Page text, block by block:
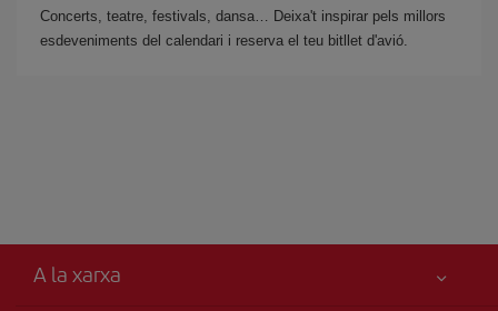
Concerts, teatre, festivals, dansa… Deixa't inspirar pels millors
esdeveniments del calendari i reserva el teu bitllet d'avió.
A la xarxa